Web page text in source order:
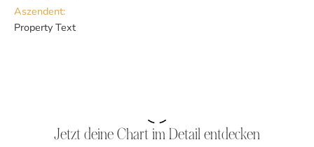
Aszendent:
Property Text
Jetzt deine Chart im Detail entdecken